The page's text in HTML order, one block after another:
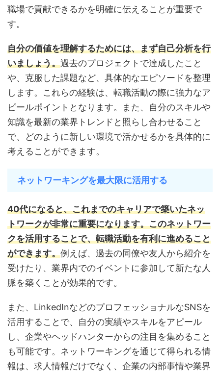
職場で貢献できるかを明確に伝えることが重要で
す。
自分の価値を理解するためには、まず自己分析を行
いましょう。過去のプロジェクトで達成したこと
や、克服した課題など、具体的なエピソードを整理
します。これらの経験は、転職活動の際に強力なア
ピールポイントとなります。また、自分のスキルや
知識を最新の業界トレンドと照らし合わせること
で、どのように新しい環境で活かせるかを具体的に
考えることができます。
ネットワーキングを最大限に活用する
40代になると、これまでのキャリアで築いたネッ
トワークが非常に重要になります。このネットワー
クを活用することで、転職活動を有利に進めること
ができます。例えば、過去の同僚や友人から紹介を
受けたり、業界内でのイベントに参加して新たな人
脈を築くことが効果的です。
また、LinkedInなどのプロフェッショナルなSNSを
活用することで、自分の実績やスキルをアピール
し、企業やヘッドハンターからの注目を集めること
も可能です。ネットワーキングを通じて得られる情
報は、求人情報だけでなく、企業の内部事情や業界